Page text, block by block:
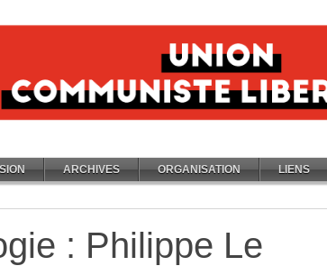
ARCHIVES ORGANISATION LIENS
: Philippe Le